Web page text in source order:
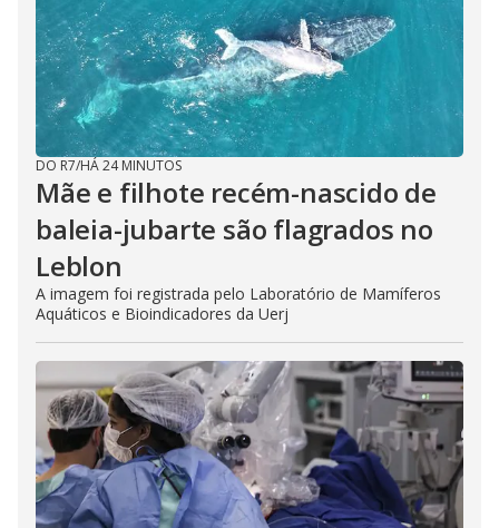
DO R7/HÁ 24 MINUTOS
Mãe e filhote recém-nascido de
baleia-jubarte são flagrados no
Leblon
A imagem foi registrada pelo Laboratório de Mamíferos
Aquáticos e Bioindicadores da Uerj